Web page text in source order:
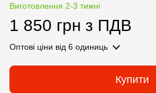
Виготовлення 2-3 тижні
1 850 грн з ПДВ
Оптові ціни від 6 одиниць
Купити